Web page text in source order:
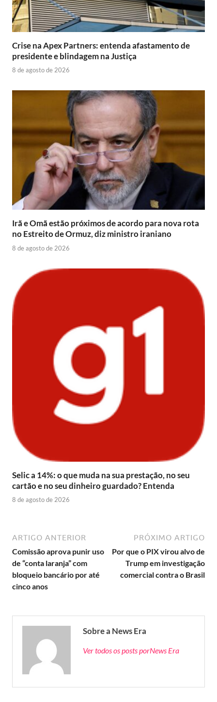
Crise na Apex Partners: entenda afastamento de
presidente e blindagem na Justiça
8 de agosto de 2026
Irã e Omã estão próximos de acordo para nova rota
no Estreito de Ormuz, diz ministro iraniano
8 de agosto de 2026
Selic a 14%: o que muda na sua prestação, no seu
cartão e no seu dinheiro guardado? Entenda
8 de agosto de 2026
ARTIGO ANTERIOR
Comissão aprova punir uso
de “conta laranja” com
bloqueio bancário por até
cinco anos
PRÓXIMO ARTIGO
Por que o PIX virou alvo de
Trump em investigação
comercial contra o Brasil
Sobre a News Era
Ver todos os posts porNews Era